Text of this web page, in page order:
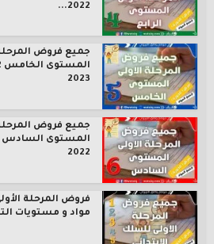
2022...
جميع فروض المرحلة
2023
جميع فروض المرحلة
2022
فروض المرحلة
مواد و مستويات